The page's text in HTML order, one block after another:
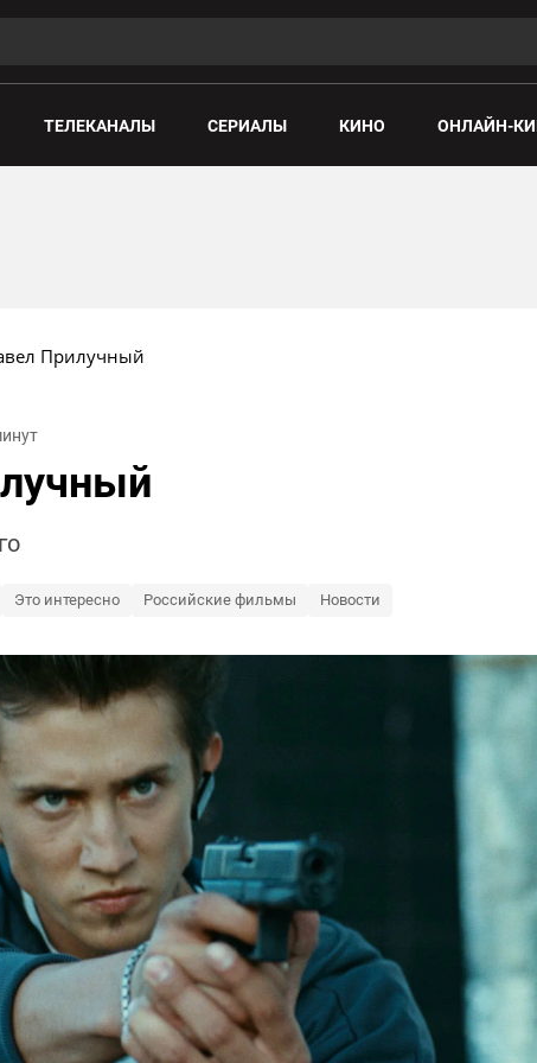
ТЕЛЕКАНАЛЫ СЕРИАЛЫ КИНО ОНЛАЙН-
Прилучный
Это интересно Российские фильмы Новости